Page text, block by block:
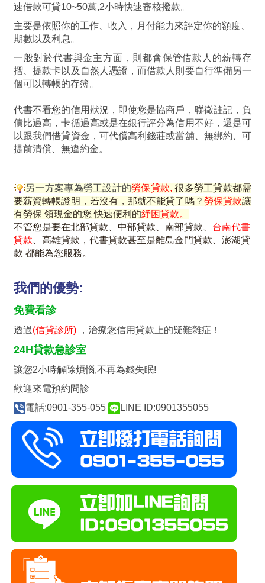
速借款可貸10~50萬,2小時快速審核撥款。
主要是依照你的工作、收入，月付能力來評定你的額度、
期數以及利息。
一般對於代書與金主方面，則都會保管借款人的薪轉存
摺、提款卡以及自然人憑證，而借款人則要自行準備另一
個可以轉帳的存簿。
代書不看您的信用狀況，即使您是協商戶，聯徵註記，負
債比過高，卡循過高或是在銀行評分為信用不好，還是可
以跟我們借貸資金，可代償高利錢莊或當舖、無綁約、可
提前清償、無違約金。
另一方案專為勞工設計的勞保貸款,很多勞工貸款都需
要薪資轉帳證明，若沒有，那就不能貸了嗎？ 勞保貸款讓
有勞保 領現金的您 快速便利的紓困貸款。
不管您是要在北部貸款、中部貸款、南部貸款、 台南代書
貸款 、高雄貸款， 代書貸款甚至是離島金門貸款、澎湖貸
款 都能為您服務。
我們的優勢:
免費看診
透過(信貸診所) ，治療您信用貸款上的疑難雜症！
24H貸款急診室
讓您2小時解除煩惱,不再為錢失眠!
歡迎來電預約問診
電話:0901-355-055
LINE ID:0901355055